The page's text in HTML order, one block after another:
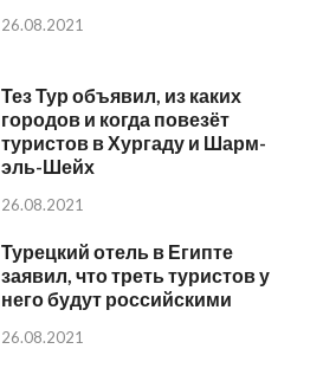
26.08.2021
Тез Тур объявил, из каких
городов и когда повезёт
туристов в Хургаду и Шарм-
эль-Шейх
26.08.2021
Турецкий отель в Египте
заявил, что треть туристов у
него будут российскими
26.08.2021